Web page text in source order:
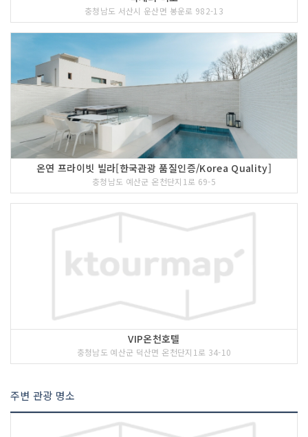
3 코스 : 간월도마을[해양수산부 선정 아름다운 어촌]
<<코스 설명>>
서산A지구 방조제 중앙에 위치하여 남쪽
으로는 약 30km 길게 펼쳐진 천수만이
와 육지와 호수가 잘 어우러진 간월도. 간
월도 해변 광장에는 우리나라에서 최초로
건립된 음식물 기념탑인 '어리굴젓 기념
탑'이 있다. 무학대사가 창건하고, 그 이
후 송만공 대사가 간월임이라는 암자를
섬에 있어 하루에 2번 간조 때면 걸어서
갈 수 있다.
충청남도 서산시 운산면 봉운로 982-13
온연 프라이빗 빌라[한국관광 품질인증/Korea Quality]
충청남도 예산군 온천단지1로 69-5
VIP온천호텔
충청남도 예산군 덕산면 온천단지1로 34-10
주변 관광 명소